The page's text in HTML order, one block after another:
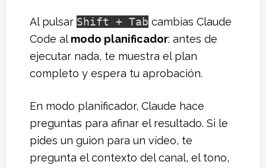
Al pulsar Shift + Tab cambias Claude
Code al modo planificador: antes de
ejecutar nada, te muestra el plan
completo y espera tu aprobación.
En modo planificador, Claude hace
preguntas para afinar el resultado. Si le
pides un guion para un vídeo, te
pregunta el contexto del canal, el tono,